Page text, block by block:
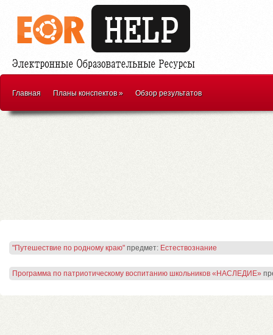
Главная Планы конспектов» Обзор результатов
"Путешествие по родному краю" предмет: Естествознание
Программа по патриотическому воспитанию школьников «НАСЛЕДИЕ»